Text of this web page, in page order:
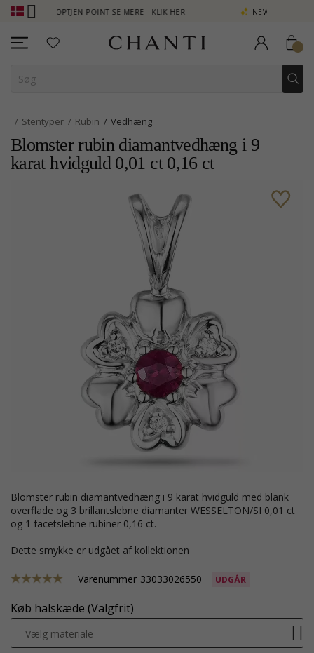
- OPTJEN POINT SE MERE - KLIK HER NEW COLLECTION | AURA
Stentyper Rubin Vedhæng
Blomster rubin diamantvedhæng i 9
karat hvidguld 0,01 ct 0,16 ct
blomster rubin diamantvedhæng i 9 karat hvidguld med blank
overflade og 3 brillantslebne diamanter WESSELTON/SI 0,01 ct
og 1 facetslebne rubiner 0,16 ct.
Dette smykke er udgået af kollektionen
Varenummer 33033026550 UDGÅR
Køb halskæde (Valgfrit)
Vælg materiale